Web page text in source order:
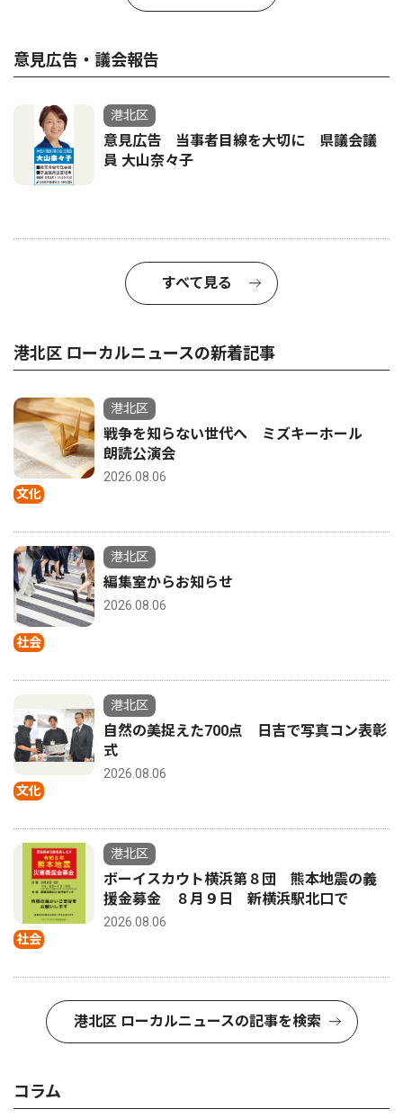
意見広告・議会報告
港北区
意見広告 当事者目線を大切に 県議会議
員 大山奈々子
すべて見る
港北区 ローカルニュースの新着記事
文化
港北区
戦争を知らない世代へ ミズキーホール
朗読公演会
2026.08.06
社会
港北区
編集室からお知らせ
2026.08.06
文化
港北区
自然の美捉えた700点 日吉で写真コン表彰
式
2026.08.06
社会
港北区
ボーイスカウト横浜第８団 熊本地震の義
援金募金 ８月９日 新横浜駅北口で
2026.08.06
港北区 ローカルニュースの記事を検索
コラム